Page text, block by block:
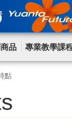
品 專業教學課
點